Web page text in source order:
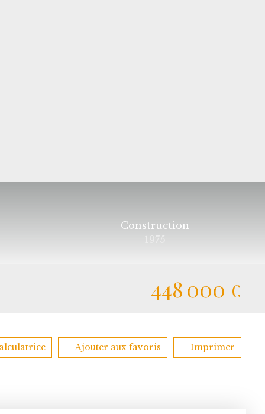
Construction
448 000 €
Ajouter aux favoris Imprimer